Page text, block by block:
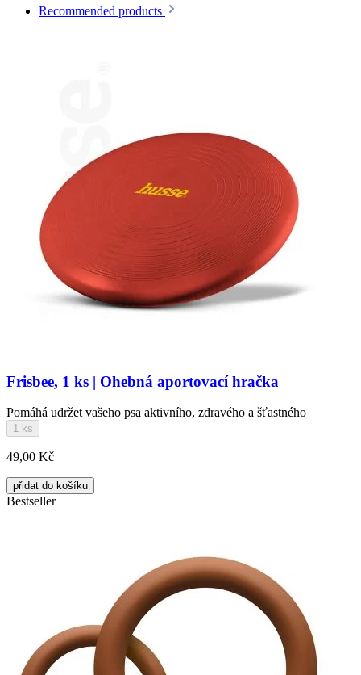
Recommended products
Frisbee, 1 ks | Ohebná aportovací hračka
Pomáhá udržet vašeho psa aktivního, zdravého a šťastného
1 ks
49,00 Kč
přidat do košíku
Bestseller